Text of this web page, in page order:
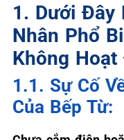
1. Dưới Đây
Nhân Phổ
Không Hoạt
1.1. Sự Cố
Của Bếp Từ: